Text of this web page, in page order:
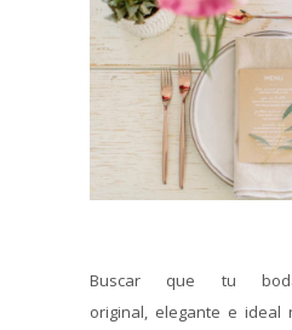
Buscar que tu
original, elegante e